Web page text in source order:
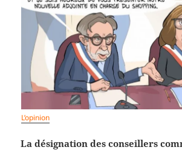
L’opinion
La désignation des conseillers